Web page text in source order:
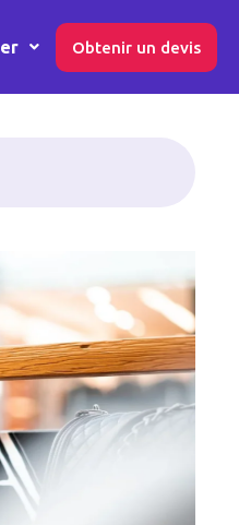
Obtenir un devis